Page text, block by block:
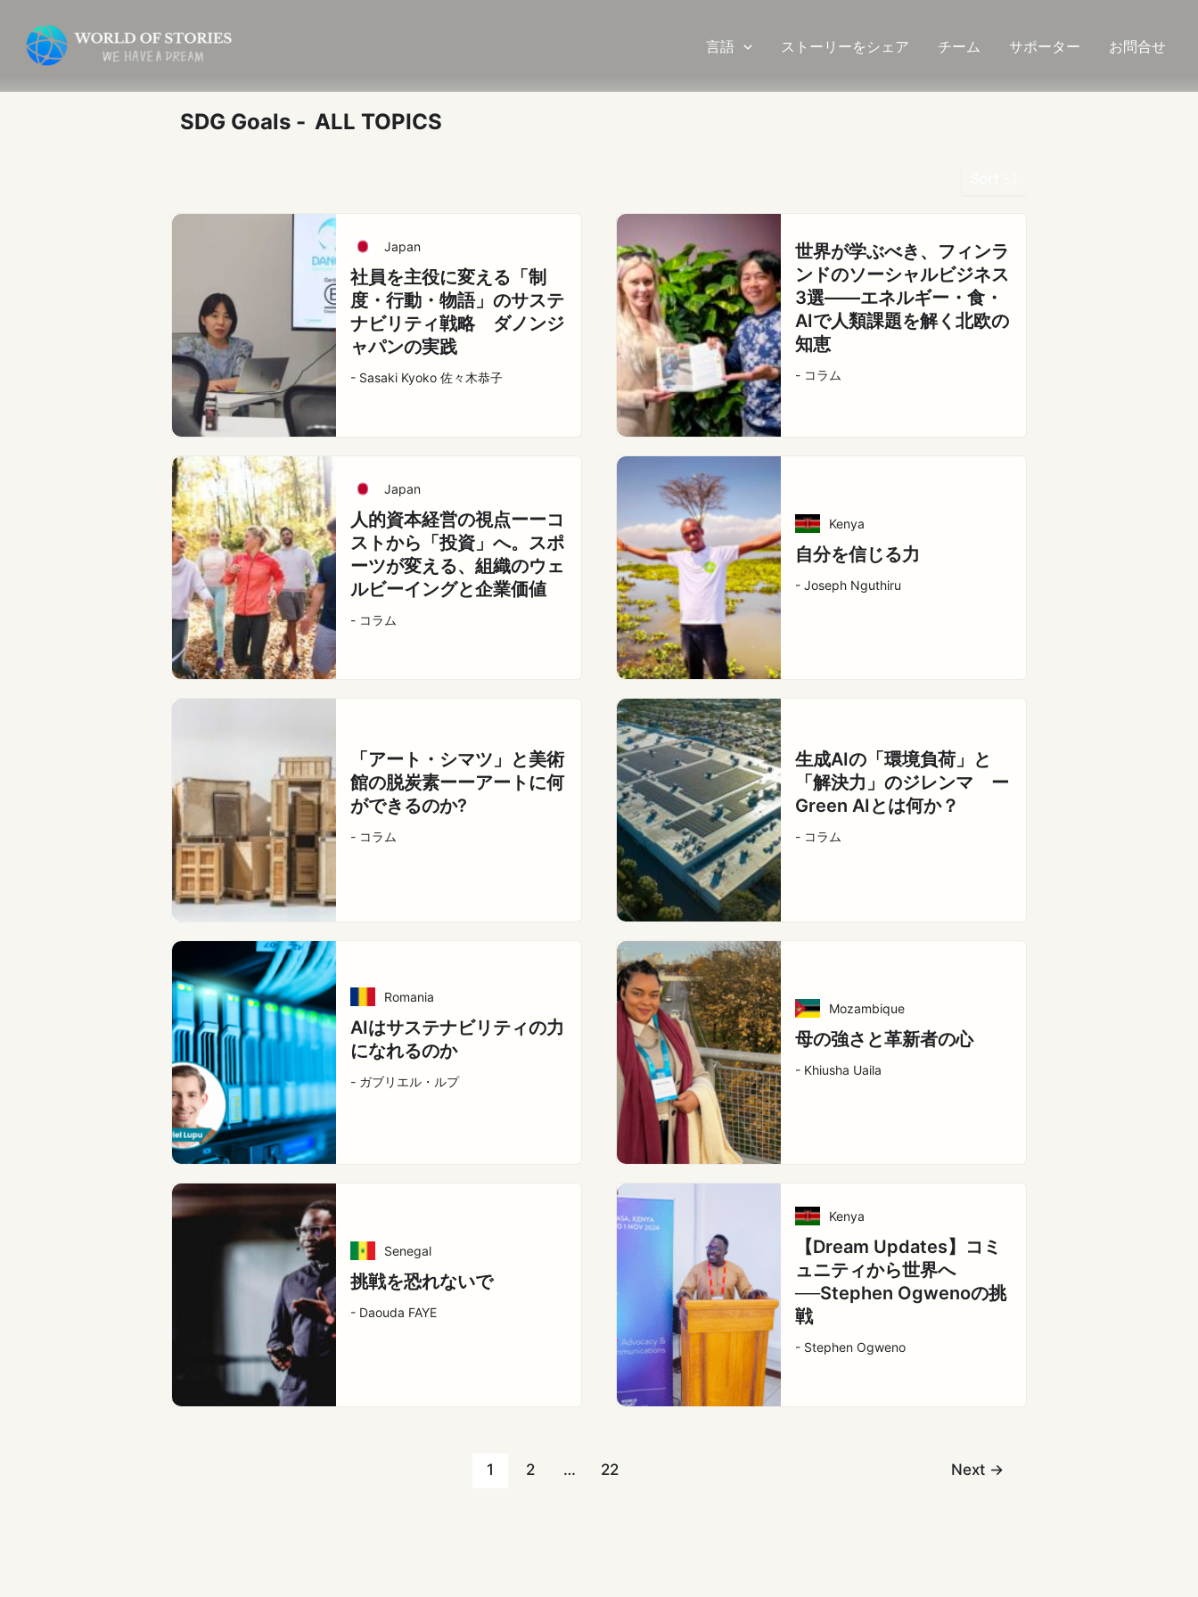
言語 ストーリーをシェア チーム サポーター お問合せ
SDG Goals - ALL TOPICS
Japan
社員を主役に変える「制
度・行動・物語」のサステ
ナビリティ戦略 ダノンジ
ャパンの実践
- Sasaki Kyoko 佐々木恭子
世界が学ぶべき、フィンラ
ンドのソーシャルビジネス
3選――エネルギー・食・
AIで人類課題を解く北欧の
知恵
- コラム
Japan
人的資本経営の視点ーーコ
ストから「投資」へ。スポ
ーツが変える、組織のウェ
ルビーイングと企業価値
- コラム
Kenya
自分を信じる力
- Joseph Nguthiru
「アート・シマツ」と美術
館の脱炭素ーーアートに何
ができるのか?
- コラム
生成AIの「環境負荷」と
「解決力」のジレンマ ー
Green AIとは何か？
- コラム
Romania
AIはサステナビリティの力
になれるのか
- ガブリエル・ルプ
Mozambique
母の強さと革新者の心
- Khiusha Uaila
Senegal
挑戦を恐れないで
- Daouda FAYE
Kenya
【Dream Updates】コミ
ュニティから世界へ
──Stephen Ogwenoの挑
戦
- Stephen Ogweno
稿
の
ジ
1 2 … 22 Next →